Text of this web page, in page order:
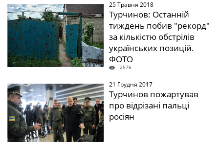
" /> 25 Травня 2018
Турчинов: Останній
тиждень побив "рекорд"
за кількістю обстрілів
українських позицій.
ФОТО
2576
" /> 21 Грудня 2017
Турчинов пожартував
про відрізані пальці
росіян